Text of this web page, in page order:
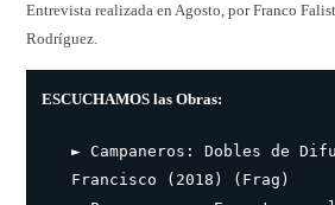
Entrevista realizada en Agosto, por Franco
Rodríguez.
ESCUCHAMOS las Obras:
► Campaneros: Dobles de
Francisco (2018) (Frag)